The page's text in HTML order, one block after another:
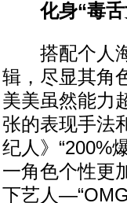
化身“毒
搭配个人海
辑，尽显其角
美美虽然能力
张的表现手法
纪人》“200%
一角色个性更
下艺人